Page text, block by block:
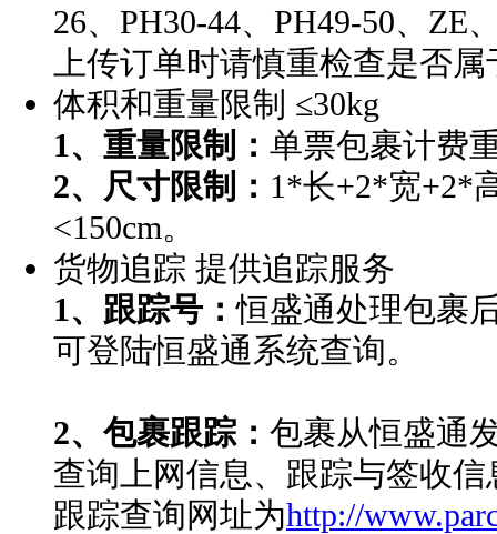
26、PH30-44、PH49-50、ZE
上传订单时请慎重检查是否
体积和重量限制 ≤30kg
1、重量限制： 单票包裹计费
2、尺寸限制： 1*长+2*宽+2*
<150cm。
货物追踪 提供追踪服务
1、跟踪号：恒盛通处理包裹
可登陆恒盛通系统查询。
2、包裹跟踪： 包裹从恒盛通
查询上网信息、跟踪与签收信
跟踪查询网址为http://